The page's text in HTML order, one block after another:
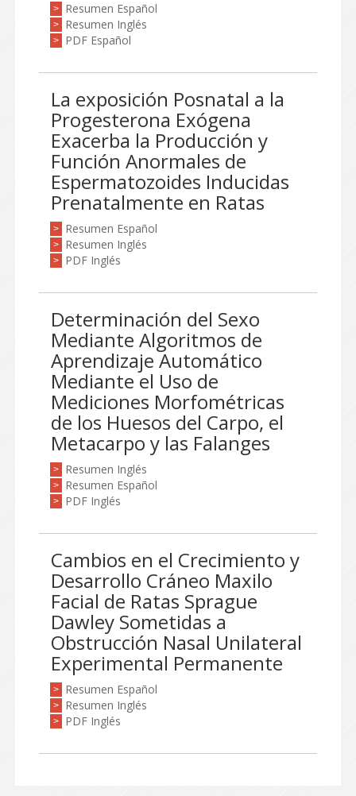
> Resumen Español
> Resumen Inglés
> PDF Español
La exposición Posnatal a la
Progesterona Exógena
Exacerba la Producción y
Función Anormales de
Espermatozoides Inducidas
Prenatalmente en Ratas
> Resumen Español
> Resumen Inglés
> PDF Inglés
Determinación del Sexo
Mediante Algoritmos de
Aprendizaje Automático
Mediante el Uso de
Mediciones Morfométricas
de los Huesos del Carpo, el
Metacarpo y las Falanges
> Resumen Inglés
> Resumen Español
> PDF Inglés
Cambios en el Crecimiento y
Desarrollo Cráneo Maxilo
Facial de Ratas Sprague
Dawley Sometidas a
Obstrucción Nasal Unilateral
Experimental Permanente
> Resumen Español
> Resumen Inglés
> PDF Inglés